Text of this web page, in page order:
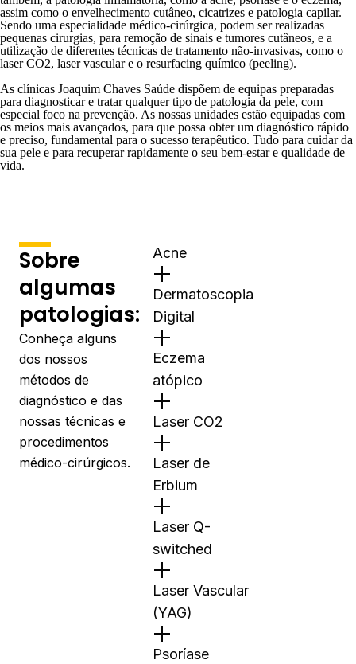
assim como o envelhecimento cutâneo, cicatrizes e patologia capilar.
Sendo uma especialidade médico-cirúrgica, podem ser realizadas
pequenas cirurgias, para remoção de sinais e tumores cutâneos, e a
utilização de diferentes técnicas de tratamento não-invasivas, como o
laser CO2, laser vascular e o resurfacing químico (peeling).
As clínicas Joaquim Chaves Saúde dispõem de equipas preparadas
para diagnosticar e tratar qualquer tipo de patologia da pele, com
especial foco na prevenção. As nossas unidades estão equipadas com
os meios mais avançados, para que possa obter um diagnóstico rápido
e preciso, fundamental para o sucesso terapêutico. Tudo para cuidar da
sua pele e para recuperar rapidamente o seu bem-estar e qualidade de
vida.
Sobre
algumas
patologias:
Conheça alguns
dos nossos
métodos de
diagnóstico e das
nossas técnicas e
procedimentos
médico-cirúrgicos.
Acne
Dermatoscopia
Digital
Eczema
atópico
Laser CO2
Laser de
Erbium
Laser Q-
switched
Laser Vascular
(YAG)
Psoríase